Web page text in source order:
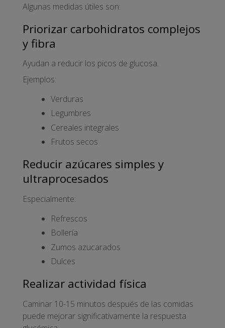
Algunas medidas útiles son:
Priorizar carbohidratos complejos
y fibra
Ayudan a reducir los picos de glucosa.
Ejemplos:
Verduras
Legumbres
Cereales integrales
Frutos secos
Reducir azúcares simples y
ultraprocesados
Especialmente:
Refrescos
Bollería
Zumos azucarados
Dulces
Realizar actividad física
Caminar 10-15 minutos después de las comidas
puede mejorar significativamente la respuesta